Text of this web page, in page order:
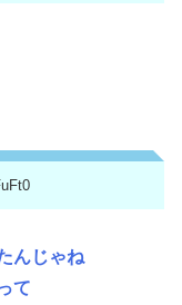
んじゃね
て